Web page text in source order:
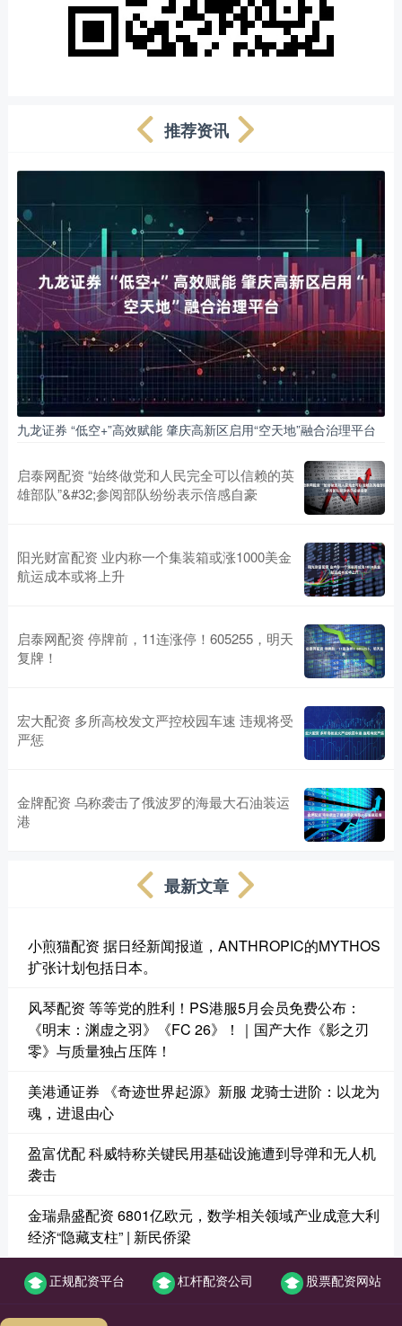
推荐资讯
九龙证券 “低空+”高效赋能 肇庆高新区启用“空天地”融合治理平台
启泰网配资 “始终做党和人民完全可以信赖的英
雄部队”&#32;参阅部队纷纷表示倍感自豪
阳光财富配资 业内称一个集装箱或涨1000美金
航运成本或将上升
启泰网配资 停牌前，11连涨停！605255，明天
复牌！
宏大配资 多所高校发文严控校园车速 违规将受
严惩
金牌配资 乌称袭击了俄波罗的海最大石油装运
港
最新文章
小煎猫配资 据日经新闻报道，ANTHROPIC的MYTHOS
扩张计划包括日本。
风琴配资 等等党的胜利！PS港服5月会员免费公布：
《明末：渊虚之羽》《FC 26》！｜国产大作《影之刃
零》与质量独占压阵！
美港通证券 《奇迹世界起源》新服 龙骑士进阶：以龙为
魂，进退由心
盈富优配 科威特称关键民用基础设施遭到导弹和无人机
袭击
金瑞鼎盛配资 6801亿欧元，数学相关领域产业成意大利
经济“隐藏支柱” | 新民侨梁
正规配资平台 杠杆配资公司 股票配资网站